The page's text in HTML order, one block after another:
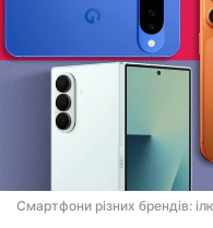
Смартфони різних брендів: